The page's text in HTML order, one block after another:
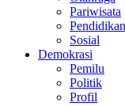
Pariwisata
Pendidikan
Sosial
Demokrasi
Pemilu
Politik
Profil